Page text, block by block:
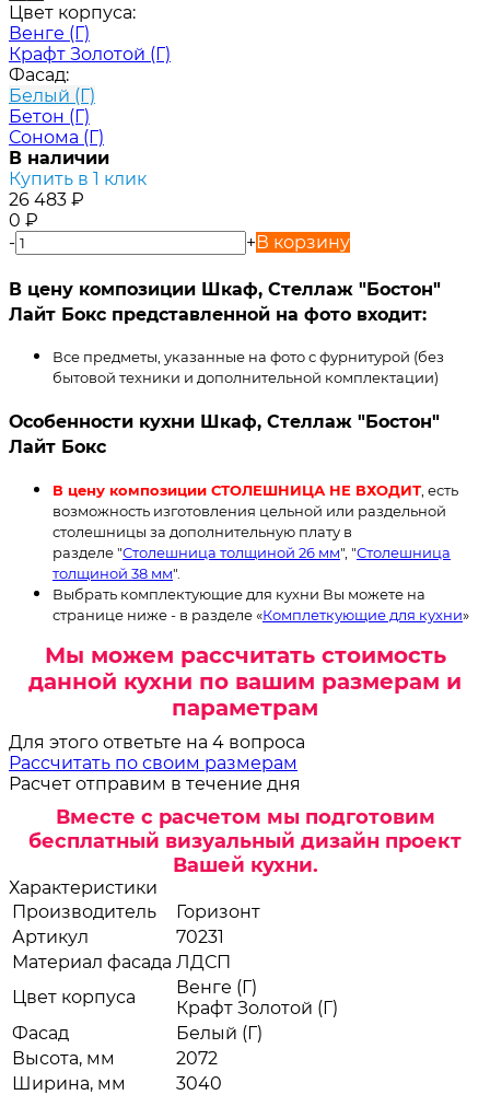
Цвет корпуса:
Венге (Г)
Крафт Золотой (Г)
Фасад:
Белый (Г)
Бетон (Г)
Сонома (Г)
В наличии
Купить в 1 клик
26 483 ₽
0 ₽
-
+В корзину
В цену композиции Шкаф, Стеллаж "Бостон"
Лайт Бокс представленной на фото входит:
Все предметы, указанные на фото с фурнитурой (без
бытовой техники и дополнительной комплектации)
Особенности кухни Шкаф, Стеллаж "Бостон"
Лайт Бокс
В цену композиции СТОЛЕШНИЦА НЕ ВХОДИТ, есть
возможность изготовления цельной или раздельной
столешницы за дополнительную плату в
разделе "Столешница толщиной 26 мм", "Столешница
толщиной 38 мм".
Выбрать комплектующие для кухни Вы можете на
странице ниже - в разделе «Комплеткующие для кухни»
Мы можем рассчитать стоимость
данной кухни по вашим размерам и
параметрам
Для этого ответьте на 4 вопроса
Рассчитать по своим размерам
Расчет отправим в течение дня
Вместе с расчетом мы подготовим
бесплатный визуальный дизайн проект
Вашей кухни.
Характеристики
Производитель
Горизонт
Артикул
70231
Материал фасада ЛДСП
Цвет корпуса
Венге (Г)
Крафт Золотой (Г)
Фасад
Белый (Г)
Высота, мм
2072
Ширина, мм
3040